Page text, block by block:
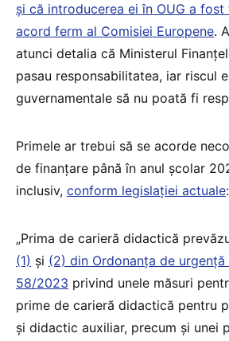
și că introducerea ei în OUG a
acord ferm al Comisiei Europene.
atunci detalia că Ministerul
pasau responsabilitatea, iar riscul
guvernamentale să nu poată fi
Primele ar trebui să se acorde
de finanțare până în anul școlar
inclusiv, conform legislației actuale:
„Prima de carieră didactică
(1) și (2) din Ordonanța de urgență
58/2023 privind unele măsuri
prime de carieră didactică pentru
și didactic auxiliar, precum și unei